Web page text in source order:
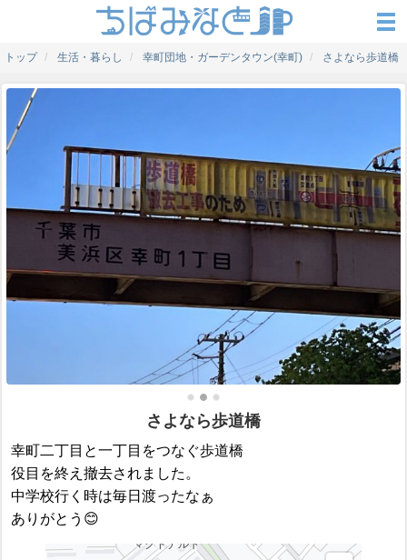
トップ 生活・暮らし 幸町団地・ガーデンタウン(幸町) さよなら歩道橋
さよなら歩道橋
幸町二丁目と一丁目をつなぐ歩道橋
役目を終え撤去されました。
中学校行く時は毎日渡ったなぁ
ありがとう😊